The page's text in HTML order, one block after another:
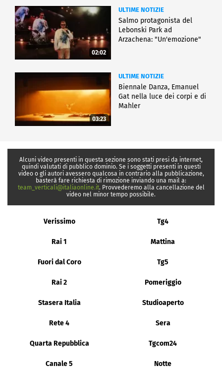
02:02
ULTIME NOTIZIE
Salmo protagonista del
Lebonski Park ad
Arzachena: "Un'emozione"
03:23
ULTIME NOTIZIE
Biennale Danza, Emanuel
Gat nella luce dei corpi e di
Mahler
Alcuni video presenti in questa sezione sono stati presi da internet,
quindi valutati di pubblico dominio. Se i soggetti presenti in questi
video o gli autori avessero qualcosa in contrario alla pubblicazione,
basterà fare richiesta di rimozione inviando una mail a:
team_verticali@italiaonline.it. Provvederemo alla cancellazione del
video nel minor tempo possibile.
Verissimo Tg4
Rai 1 Mattina
Fuori dal Coro Tg5
Rai 2 Pomeriggio
Stasera Italia Studioaperto
Rete 4 Sera
Quarta Repubblica Tgcom24
Canale 5 Notte